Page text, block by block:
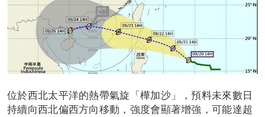
位於西北太平洋的熱帶氣旋「樺加沙」，預料未來數日
持續向西北偏西方向移動，強度會顯著增強，可能達超